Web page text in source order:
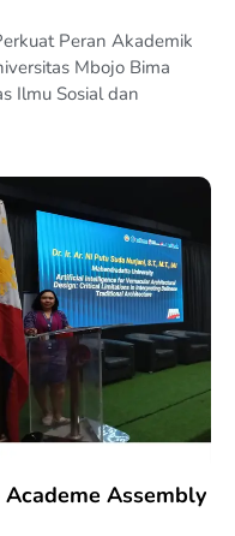
Peran Akademik
Mbojo Bima
Ilmu Sosial dan
Assembly